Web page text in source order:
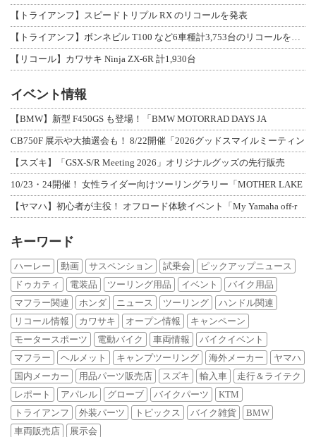
【トライアンフ】スピードトリプル RX のリコールを発表
【トライアンフ】ボンネビル T100 など6車種計3,753台のリコールを発表
【リコール】カワサキ Ninja ZX-6R 計1,930台
イベント情報
【BMW】新型 F450GS も登場！「BMW MOTORRAD DAYS JA
CB750F 展示や大抽選会も！ 8/22開催「2026グッドスマイルミーティン
【スズキ】「GSX-S/R Meeting 2026」オリジナルグッズの先行販売
10/23・24開催！ 女性ライダー向けツーリングラリー「MOTHER LAKE
【ヤマハ】初心者が主役！ オフロード体験イベント「My Yamaha off-r
キーワード
ハーレー 動画 サスペンション 試乗会
ピックアップニュース
ドゥカティ
電装品 ツーリング用品 イベント
バイク用品
マフラー関連
ホンダ ニュース ツーリング
ハンドル関連
リコール情報
カワサキ オープン情報
キャンペーン
モータースポーツ
電動バイク 車両情報
バイクイベント
マフラー
ヘルメット キャンプツーリング 海外メーカー
ヤマハ
国内メーカー
用品パーツ販売店 スズキ 輸入車
走行＆ライテク
レポート
アパレル グローブ バイクパーツ
KTM
トライアンフ
外装パーツ トピックス バイク雑貨
BMW
車両販売店
展示会